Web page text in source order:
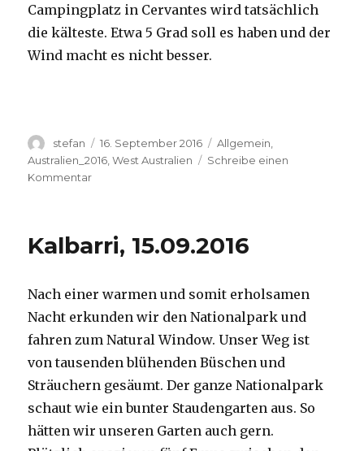
Campingplatz in Cervantes wird tatsächlich
die kälteste. Etwa 5 Grad soll es haben und der
Wind macht es nicht besser.
Autor
stefan
Veröffentlicht
am
16. September 2016 Kategorien
Allgemein
Australien_2016 ,West Australien
Schreibe einen
Kommentarzu
Kalbarri, 15.09.2016
Nach einer warmen und somit erholsamen
Nacht erkunden wir den Nationalpark und
fahren zum Natural Window. Unser Weg ist
von tausenden blühenden Büschen und
Sträuchern gesäumt. Der ganze Nationalpark
schaut wie ein bunter Staudengarten aus. So
hätten wir unseren Garten auch gern.